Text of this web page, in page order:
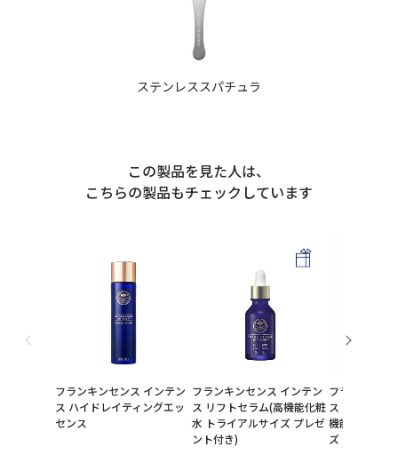
ステンレススパチュラ
この製品を見た人は、
こちらの製品もチェックしています
フランキンセンス インテン
ス ハイドレイティングエッ
センス
フランキンセンス インテン
ス リフトセラム(高機能化粧
水 トライアルサイズ プレゼ
ント付き)
フランキンセ
ス リフトク
機能化粧水
ズ プレゼン